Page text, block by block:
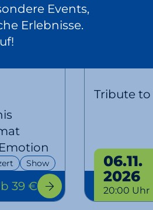
Show
39 €
Tribute
06.11.
2026
20:00 Uhr
Events,
Erlebnisse.